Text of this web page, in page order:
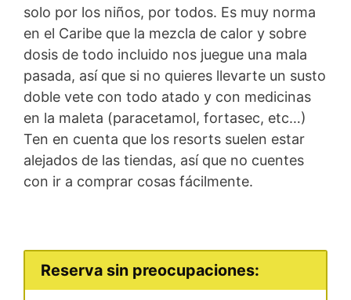
solo por los niños, por todos. Es muy norma
en el Caribe que la mezcla de calor y sobre
dosis de todo incluido nos juegue una mala
pasada, así que si no quieres llevarte un susto
doble vete con todo atado y con medicinas
en la maleta (paracetamol, fortasec, etc…)
Ten en cuenta que los resorts suelen estar
alejados de las tiendas, así que no cuentes
con ir a comprar cosas fácilmente.
Reserva sin preocupaciones: